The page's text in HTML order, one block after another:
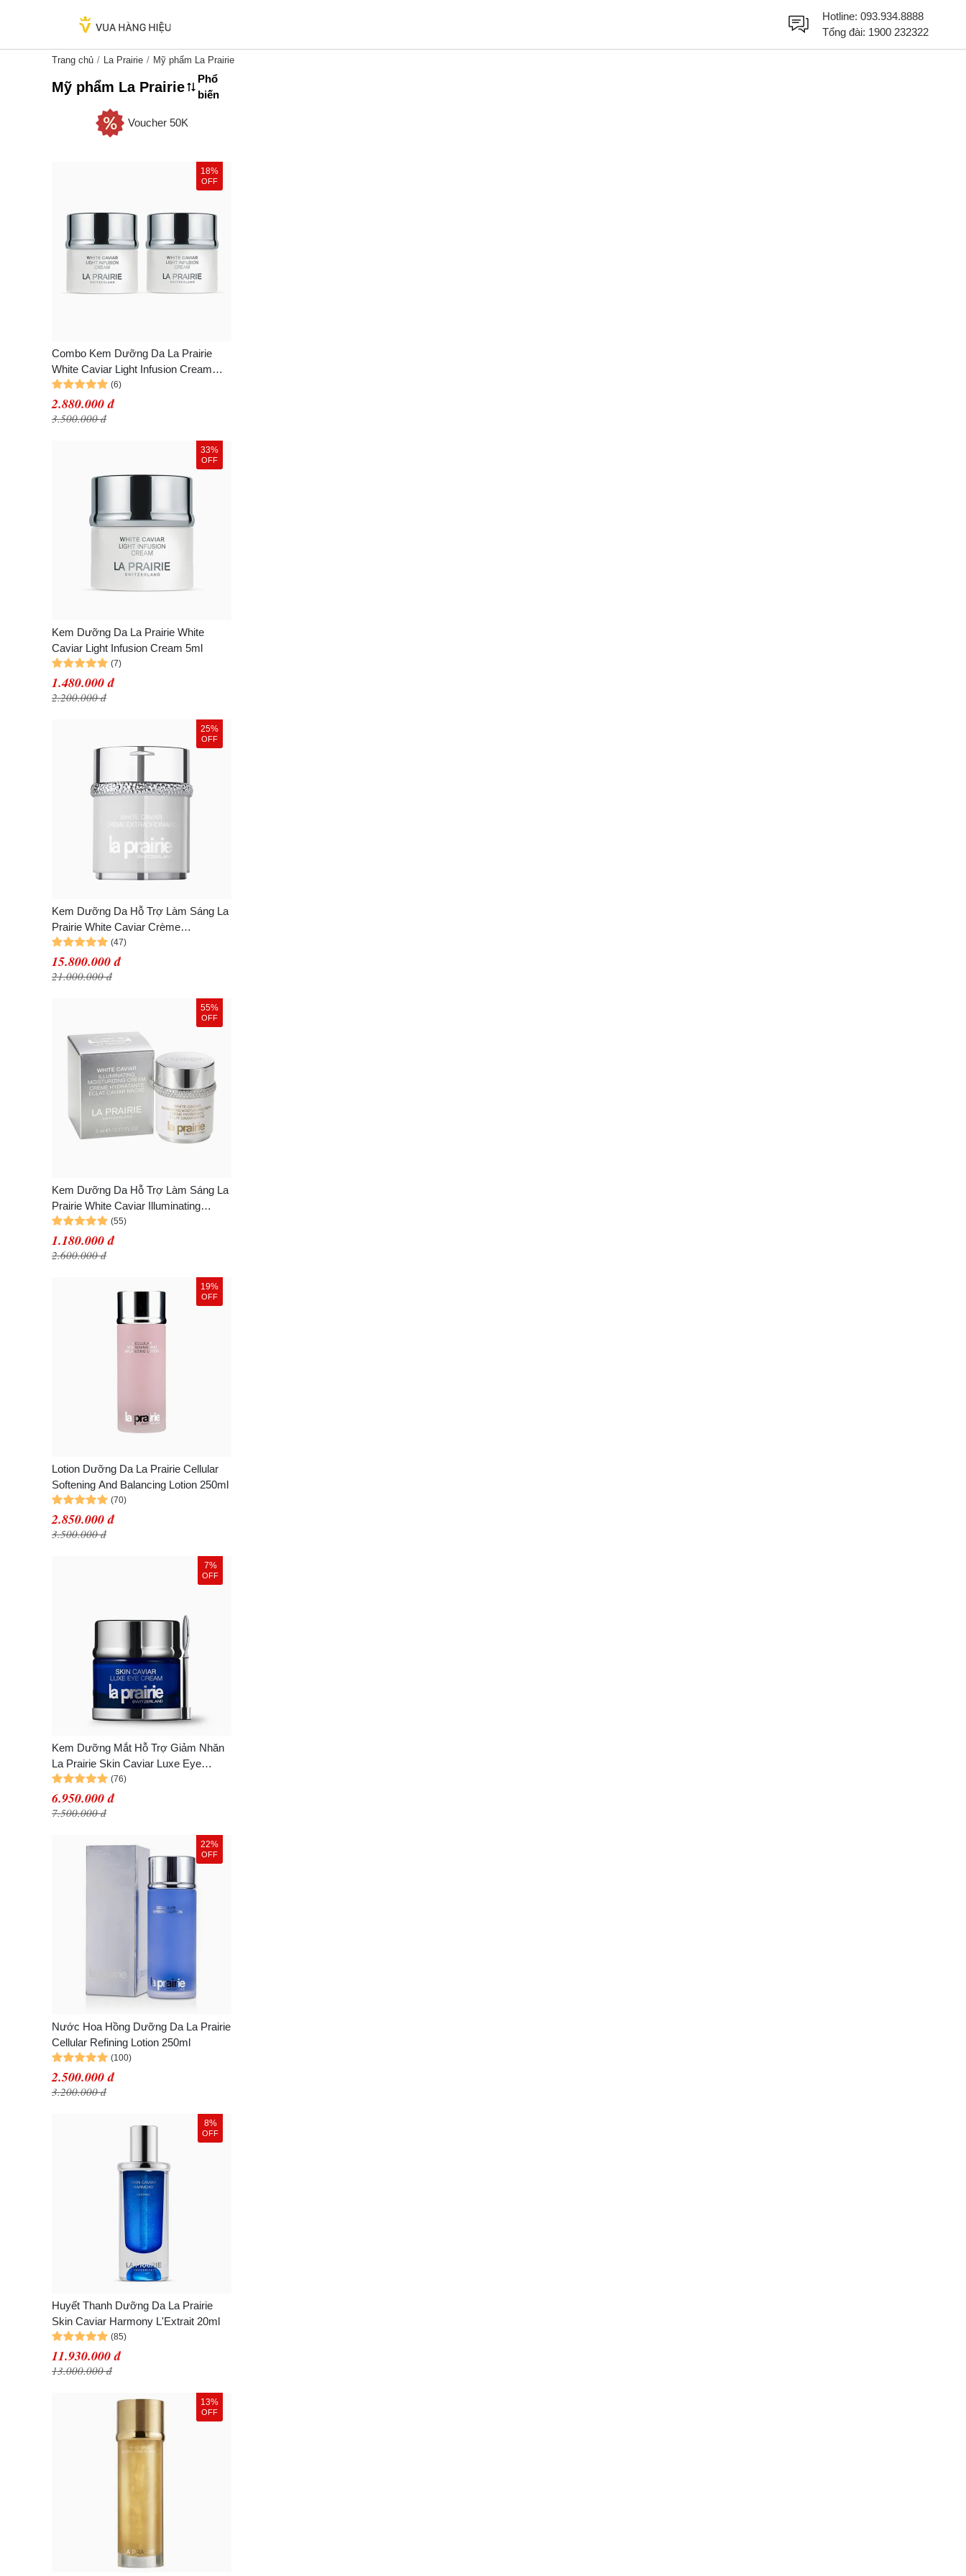
Hotline: 093.934.8888
Tổng đài: 1900 232322
Trang chủ La Prairie Mỹ phẩm La Prairie
Mỹ phẩm La Prairie
Phổ
biến
Voucher 50K
18%
OFF
Combo Kem Dưỡng Da La Prairie
White Caviar Light Infusion Cream
5ml x 2
2.880.000 đ
3.500.000 đ
33%
OFF
Kem Dưỡng Da La Prairie White
Caviar Light Infusion Cream 5ml
1.480.000 đ
2.200.000 đ
25%
OFF
Kem Dưỡng Da Hỗ Trợ Làm Sáng La
Prairie White Caviar Crème
Extraordinaire 60ml
15.800.000 đ
21.000.000 đ
55%
OFF
Kem Dưỡng Da Hỗ Trợ Làm Sáng La
Prairie White Caviar Illuminating
Moisturizing Cream 5ml
1.180.000 đ
2.600.000 đ
19%
OFF
Lotion Dưỡng Da La Prairie Cellular
Softening And Balancing Lotion 250ml
2.850.000 đ
3.500.000 đ
7%
OFF
Kem Dưỡng Mắt Hỗ Trợ Giảm Nhăn
La Prairie Skin Caviar Luxe Eye
Cream 20ml
6.950.000 đ
7.500.000 đ
22%
OFF
Nước Hoa Hồng Dưỡng Da La Prairie
Cellular Refining Lotion 250ml
2.500.000 đ
3.200.000 đ
8%
OFF
Huyết Thanh Dưỡng Da La Prairie
Skin Caviar Harmony L'Extrait 20ml
11.930.000 đ
13.000.000 đ
13%
OFF